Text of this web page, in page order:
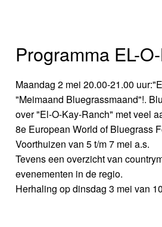
Programma EL-
Maandag 2 mei 20.00-21.00
"Meimaand Bluegrassmaand"!.
over "El-O-Kay-Ranch" met veel
8e European World of Bluegrass
Voorthuizen van 5 t/m 7 mei a.s.
Tevens een overzicht van
evenementen in de regio.
Herhaling op dinsdag 3 mei van